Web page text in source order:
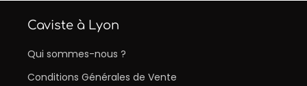
Caviste à Lyon
Qui sommes-nous ?
Conditions Générales de Vente